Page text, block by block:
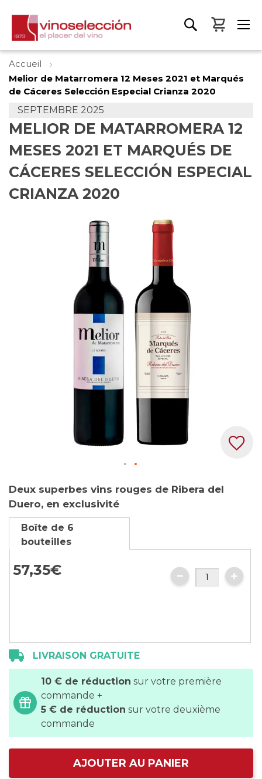
Mon
Accueil
Melior de Matarromera 12 Meses 2021 et Marqués
de Cáceres Selección Especial Crianza 2020
SEPTEMBRE 2025
MELIOR DE MATARROMERA 12
MESES 2021 ET MARQUÉS DE
CÁCERES SELECCIÓN ESPECIAL
CRIANZA 2020
to
the
beginning
the
images
gallery
Deux superbes vins rouges de Ribera del
Duero, en exclusivité
Boîte de 6
bouteilles
57,35€
LIVRAISON GRATUITE
10 € de réduction sur votre première
commande +
5 € de réduction sur votre deuxième
commande
AJOUTER AU PANIER